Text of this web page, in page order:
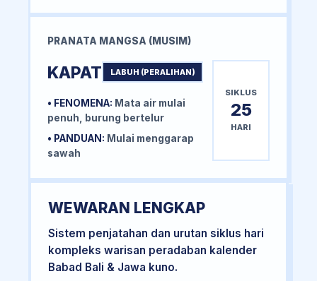
PRANATA MANGSA (MUSIM)
KAPAT LABUH (PERALIHAN)
• FENOMENA: Mata air mulai
penuh, burung bertelur
• PANDUAN: Mulai menggarap
sawah
SIKLUS
25
HARI
WEWARAN LENGKAP
Sistem penjatahan dan urutan siklus hari
kompleks warisan peradaban kalender
Babad Bali & Jawa kuno.